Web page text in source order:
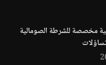
مخصصة للشرطة الصومالية